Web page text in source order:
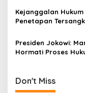
t
o
Kejanggalan Hukum
Penetapan
Presiden Jokowi:
Hormati Proses
Don't Miss